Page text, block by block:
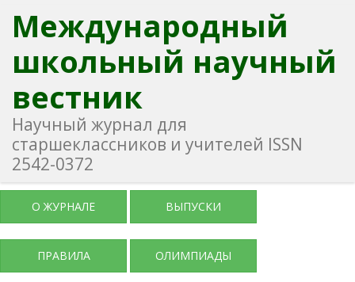
Международный
школьный научный
вестник
Научный журнал для
старшеклассников и учителей ISSN
2542-0372
О ЖУРНАЛЕ ВЫПУСКИ
ПРАВИЛА ОЛИМПИАДЫ